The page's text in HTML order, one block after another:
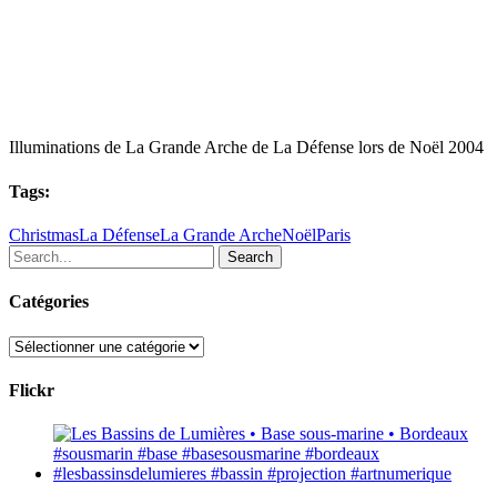
Illuminations de La Grande Arche de La Défense lors de Noël 2004
Tags:
ChristmasLa DéfenseLa Grande ArcheNoëlParis
Search
Catégories
Catégories
Flickr